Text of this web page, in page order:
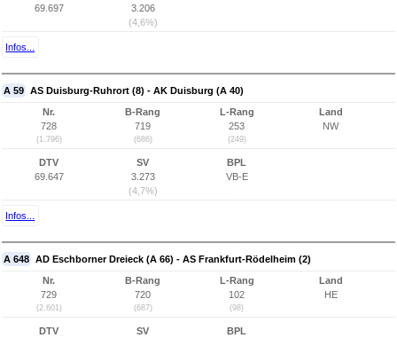
69.697
3.206
(4,6%)
Infos...
A 59 AS Duisburg-Ruhrort (8) - AK Duisburg (A 40)
Nr.
728
(1.796)
B-Rang
719
(686)
L-Rang
253
(249)
Land
NW
DTV
69.647
SV
3.273
(4,7%)
BPL
VB-E
Infos...
A 648 AD Eschborner Dreieck (A 66) - AS Frankfurt-Rödelheim (2)
Nr.
729
(2.601)
B-Rang
720
(687)
L-Rang
102
(98)
Land
HE
DTV
SV
BPL